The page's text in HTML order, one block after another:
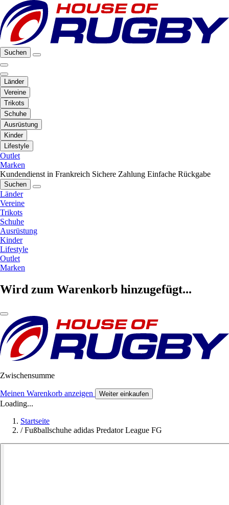
Suchen
Länder
Vereine
Trikots
Schuhe
Ausrüstung
Kinder
Lifestyle
Outlet
Marken
Kundendienst in Frankreich Sichere Zahlung Einfache Rückgabe
Suchen
Länder
Vereine
Trikots
Schuhe
Ausrüstung
Kinder
Lifestyle
Outlet
Marken
Wird zum Warenkorb hinzugefügt...
Zwischensumme
Meinen Warenkorb anzeigen Weiter einkaufen
Loading...
Startseite
/ Fußballschuhe adidas Predator League FG